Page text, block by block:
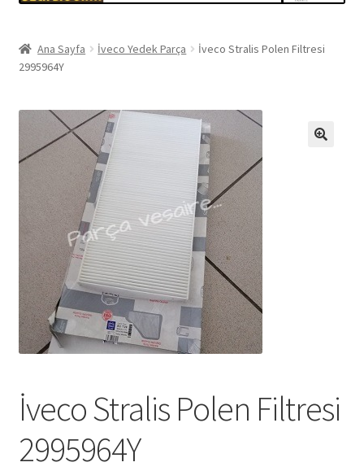
Ana Sayfa İveco Yedek Parça
İveco Stralis Polen Filtresi
2995964Y
İveco Stralis Polen Filtresi
2995964Y